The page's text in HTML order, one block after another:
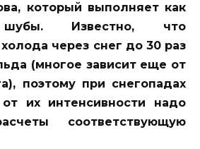
который выполняет как
Известно, что
через снег до 30 раз
(многое зависит еще от
поэтому при снегопадах
их интенсивности надо
соответствующую